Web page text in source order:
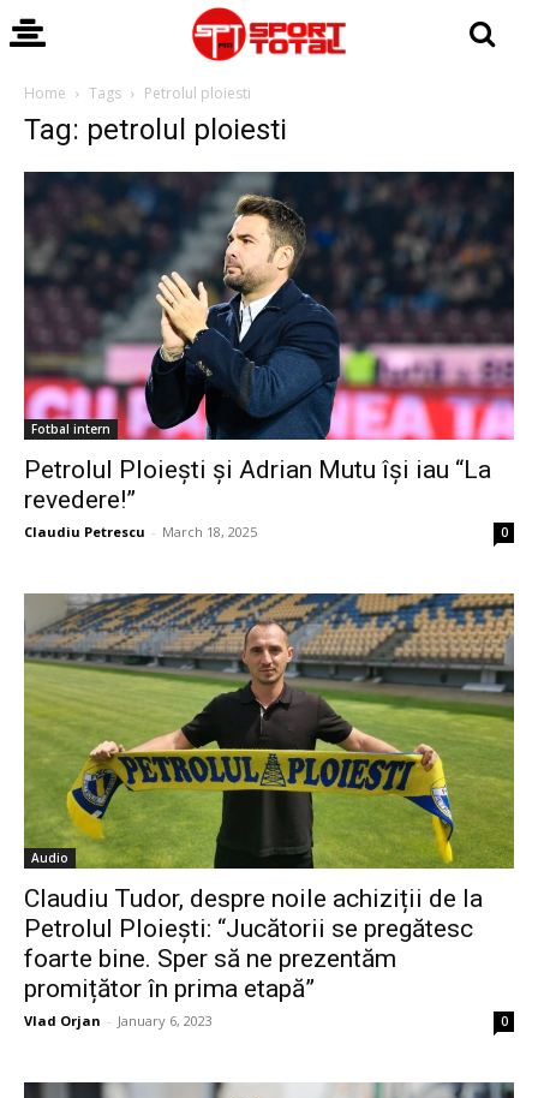
Home Tags Petrolul ploiesti
Tag: petrolul ploiesti
Fotbal intern
Petrolul Ploiești și Adrian Mutu își iau “La
revedere!”
Claudiu Petrescu - March 18, 2025 0
Audio
Claudiu Tudor, despre noile achiziții de la
Petrolul Ploiești: “Jucătorii se pregătesc
foarte bine. Sper să ne prezentăm
promițător în prima etapă”
Vlad Orjan - January 6, 2023 0